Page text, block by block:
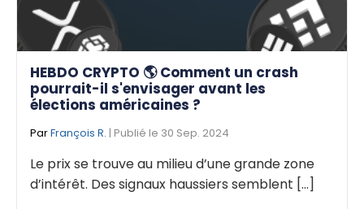
HEBDO CRYPTO 🌎 Comment un crash
pourrait-il s'envisager avant les
élections américaines ?
ParFrançois R. | Publié le 30 Sep. 2024
Le prix se trouve au milieu d’une grande zone
d’intérêt. Des signaux haussiers semblent [...]